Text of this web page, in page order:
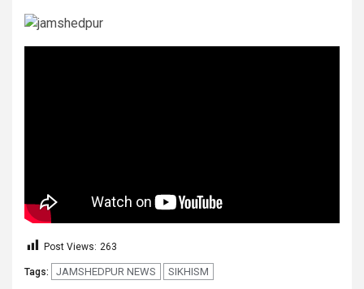
Post Views: 263
Tags: JAMSHEDPUR NEWS SIKHISM